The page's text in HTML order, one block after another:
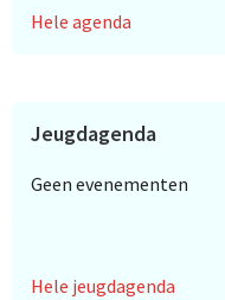
Hele agenda
Jeugdagenda
Geen evenementen
Hele jeugdagenda